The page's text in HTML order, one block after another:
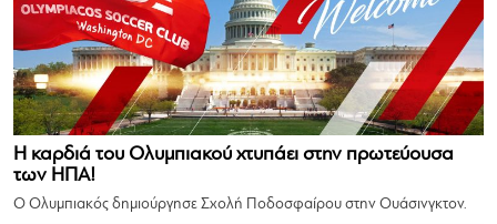
Η καρδιά του Ολυμπιακού χτυπάει στην πρωτεύουσα
των ΗΠΑ!
Ο Ολυμπιακός δημιούργησε Σχολή Ποδοσφαίρου στην Ουάσινγκτον.